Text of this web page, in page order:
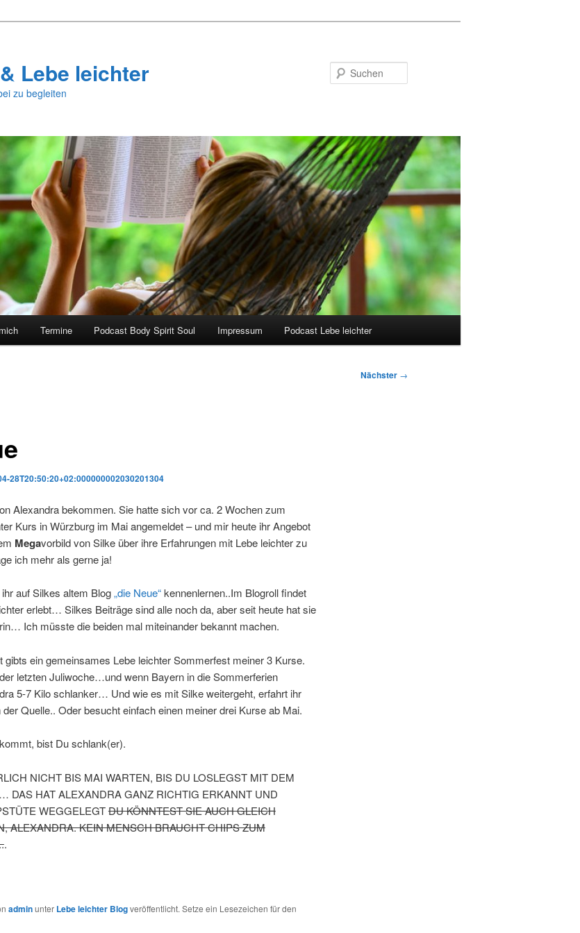
Lebe leichter
zu begleiten
Termine Podcast Body Spirit Soul Impressum Podcast Lebe leichter
Nächster →
28T20:50:20+02:000000002030201304
Alexandra bekommen. Sie hatte sich vor ca. 2 Wochen zum
Kurs in Würzburg im Mai angemeldet – und mir heute ihr Angebot
Megavorbild von Silke über ihre Erfahrungen mit Lebe leichter zu
ich mehr als gerne ja!
auf Silkes altem Blog„die Neue“kennenlernen..Im Blogroll findet
erlebt… Silkes Beiträge sind alle noch da, aber seit heute hat sie
Ich müsste die beiden mal miteinander bekannt machen.
ein gemeinsames Lebe leichter Sommerfest meiner 3 Kurse.
letzten Juliwoche…und wenn Bayern in die Sommerferien
5-7 Kilo schlanker… Und wie es mit Silke weitergeht, erfahrt ihr
Quelle.. Oder besucht einfach einen meiner drei Kurse ab Mai.
bist Du schlank(er).
NICHT BIS MAI WARTEN, BIS DU LOSLEGST MIT DEM
DAS HAT ALEXANDRA GANZ RICHTIG ERKANNT UND
WEGGELEGTDU KÖNNTEST SIE AUCH GLEICH
ALEXANDRA. KEIN MENSCH BRAUCHT CHIPS ZUM
.
adminunter Lebe leichter Blogveröffentlicht. Setze ein Lesezeichen für den